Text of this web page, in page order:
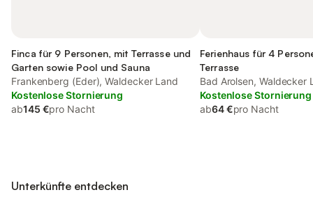
Finca für 9 Personen, mit Terrasse und
Garten sowie Pool und Sauna
Frankenberg (Eder), Waldecker Land
Kostenlose Stornierung
ab145 €pro Nacht
Ferienhaus für 4
Terrasse
Bad Arolsen, Waldecker
Kostenlose Stornierung
ab64 €pro Nacht
Unterkünfte entdecken